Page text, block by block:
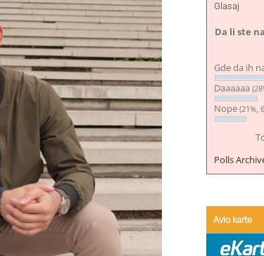
Glasaj
Da li ste
Gde da ih
Daaaaaa
Nope (21%,
Polls
Avio karte